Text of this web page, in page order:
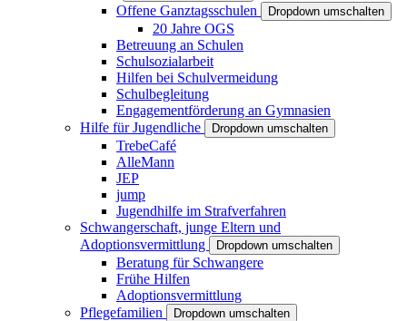
Offene Ganztagsschulen Dropdown umschalten
20 Jahre OGS
Betreuung an Schulen
Schulsozialarbeit
Hilfen bei Schulvermeidung
Schulbegleitung
Engagementförderung an Gymnasien
Hilfe für Jugendliche
Dropdown umschalten
TrebeCafé
AlleMann
JEP
jump
Jugendhilfe im Strafverfahren
Schwangerschaft, junge Eltern und
Adoptionsvermittlung
Dropdown umschalten
Beratung für Schwangere
Frühe Hilfen
Adoptionsvermittlung
Pflegefamilien
Dropdown umschalten